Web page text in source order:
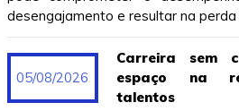
desengajamento e resultar na
05/08/2026
Carreira sem
espaço na
talentos